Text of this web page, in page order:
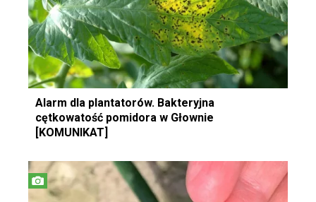
Alarm dla plantatorów. Bakteryjna
cętkowatość pomidora w Głownie
[KOMUNIKAT]